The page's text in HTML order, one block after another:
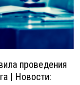
проведения
| Новости: